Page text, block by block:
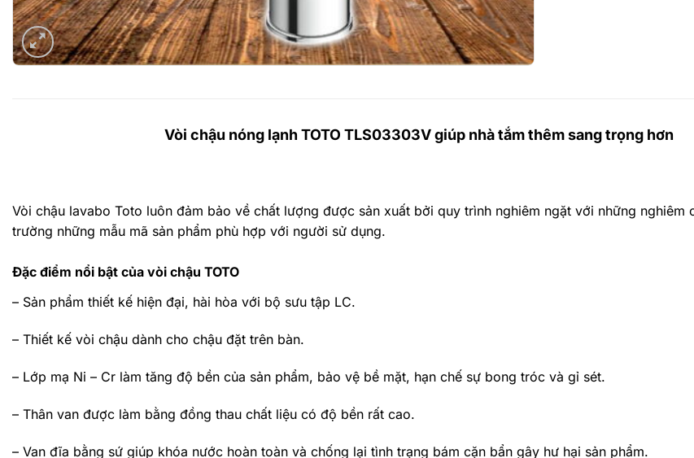
Vòi chậu nóng lạnh TOTO TLS03303V giúp nhà tắm thêm sang trọng hơn
Vòi chậu lavabo Toto luôn đảm bảo về chất lượng được sản xuất bởi quy trình nghiêm ngặt với những nghiêm
trường những mẫu mã sản phẩm phù hợp với người sử dụng.
Đặc điểm nổi bật của vòi chậu TOTO
– Sản phẩm thiết kế hiện đại, hài hòa với bộ sưu tập LC.
– Thiết kế vòi chậu dành cho chậu đặt trên bàn.
– Lớp mạ Ni – Cr làm tăng độ bền của sản phẩm, bảo vệ bề mặt, hạn chế sự bong tróc và gỉ sét.
– Thân van được làm bằng đồng thau chất liệu có độ bền rất cao.
– Van đĩa bằng sứ giúp khóa nước hoàn toàn và chống lại tình trạng bám cặn bẩn gây hư hại sản phẩm.